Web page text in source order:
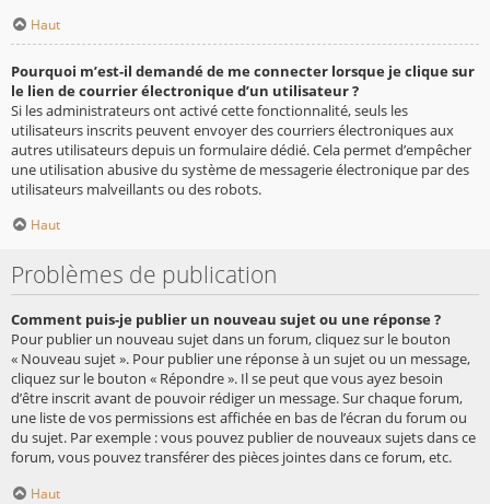
Haut
Pourquoi m’est-il demandé de me connecter lorsque je clique sur
le lien de courrier électronique d’un utilisateur ?
Si les administrateurs ont activé cette fonctionnalité, seuls les
utilisateurs inscrits peuvent envoyer des courriers électroniques aux
autres utilisateurs depuis un formulaire dédié. Cela permet d’empêcher
une utilisation abusive du système de messagerie électronique par des
utilisateurs malveillants ou des robots.
Haut
Problèmes de publication
Comment puis-je publier un nouveau sujet ou une réponse ?
Pour publier un nouveau sujet dans un forum, cliquez sur le bouton
« Nouveau sujet ». Pour publier une réponse à un sujet ou un message,
cliquez sur le bouton « Répondre ». Il se peut que vous ayez besoin
d’être inscrit avant de pouvoir rédiger un message. Sur chaque forum,
une liste de vos permissions est affichée en bas de l’écran du forum ou
du sujet. Par exemple : vous pouvez publier de nouveaux sujets dans ce
forum, vous pouvez transférer des pièces jointes dans ce forum, etc.
Haut